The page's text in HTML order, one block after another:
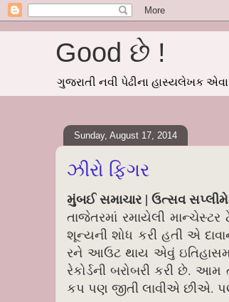
Good છે !
ગુજરાતી નવી પેઢીના હાસ્યલેખક
Sunday, August 17, 2014
ઝીરો ફિગર
મુંબઈ સમાચાર | ઉત્સવ
તાજેતરમાં રમાયેલી
શૂન્યની શોધ કરી હતી એ
રને આઉટ થાય એવું
રેકોર્ડની બરોબરી કરી છે.
કપ પણ જીતી લાવીએ છીએ.